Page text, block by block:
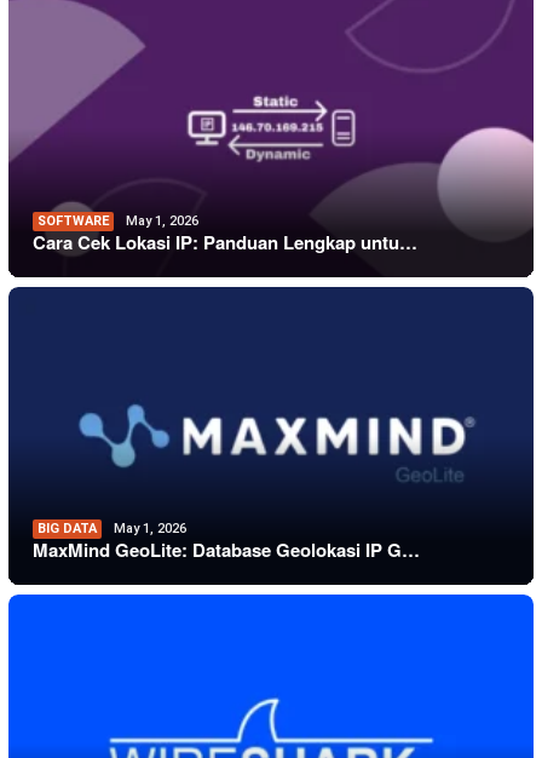
SOFTWARE May 1, 2026
Cara Cek Lokasi IP: Panduan Lengkap untu…
BIG DATA May 1, 2026
MaxMind GeoLite: Database Geolokasi IP G…